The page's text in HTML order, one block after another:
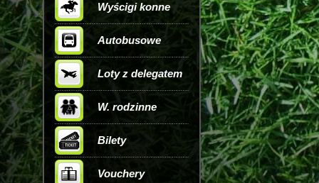
Wyścigi konne
Autobusowe
Loty z delegatem
W. rodzinne
Bilety
Vouchery